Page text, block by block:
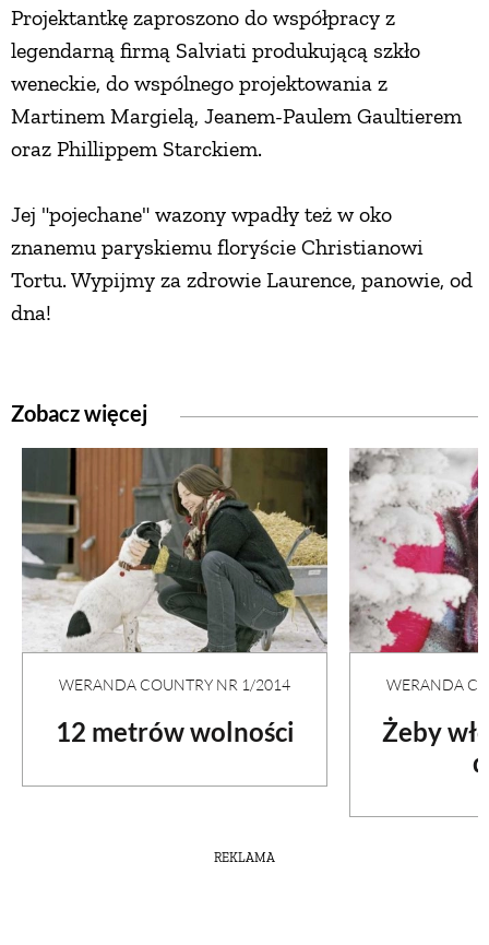
Projektantkę zaproszono do współpracy z
legendarną firmą Salviati produkującą szkło
weneckie, do wspólnego projektowania z
Martinem Margielą, Jeanem-Paulem Gaultierem
oraz Phillippem Starckiem.
Jej "pojechane" wazony wpadły też w oko
znanemu paryskiemu floryście Christianowi
Tortu. Wypijmy za zdrowie Laurence, panowie, od
dna!
Zobacz więcej
WERANDA COUNTRY NR 1/2014
12 metrów wolności
WERANDA
Żeby
REKLAMA
ZWIERZĘTA W NATURZE
GRZYBY
KRAJOBRAZ
RĘKODZIEŁO
RZEMIOSŁO
PRZEPISY
ŚNIADANIA
PRZYSTAWKI